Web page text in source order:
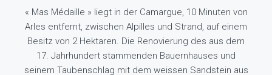
« Mas Médaille » liegt in der Camargue, 10 Minuten von
Arles entfernt, zwischen Alpilles und Strand, auf einem
Besitz von 2 Hektaren. Die Renovierung des aus dem
17. Jahrhundert stammenden Bauernhauses und
seinem Taubenschlag mit dem weissen Sandstein aus